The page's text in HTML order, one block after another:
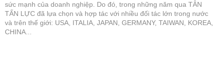
sức mạnh của doanh nghiệp. Do đó, trong những năm qua TÂN
TẤN LỰC đã lựa chọn và hợp tác với nhiều đối tác lớn trong nước
và trên thế giới: USA, ITALIA, JAPAN, GERMANY, TAIWAN, KOREA,
CHINA...